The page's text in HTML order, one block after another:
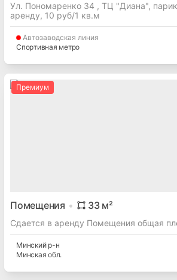
Ул. Пономаренко 34 , ТЦ "Диана",
аренду, 10 руб/1 кв.м
Автозаводская линия
Спортивная метро
Премиум
Помещения 33м²
Сдается в аренду Помещения общая
Минскийр-н
Минская обл.